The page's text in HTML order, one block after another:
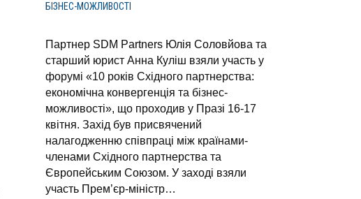
БІЗНЕС-МОЖЛИВОСТІ
Партнер SDM Partners Юлія Соловйова та
старший юрист Анна Куліш взяли участь у
форумі «10 років Східного партнерства:
економічна конвергенція та бізнес-
можливості», що проходив у Празі 16-17
квітня. Захід був присвячений
налагодженню співпраці між країнами-
членами Східного партнерства та
Європейським Союзом. У заході взяли
участь Прем’єр-міністр…